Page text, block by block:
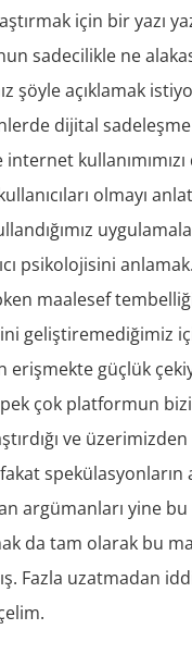
için bir yazı
sadecilikle ne
şöyle açıklamak
dijital sadeleşme
olmayı
psikolojisini
maalesef
geliştiremediğimiz
erişmekte güçlük
çok platformun bizi
ve üzerimizden
spekülasyonların
argümanları yine
da tam olarak bu
Fazla uzatmadan